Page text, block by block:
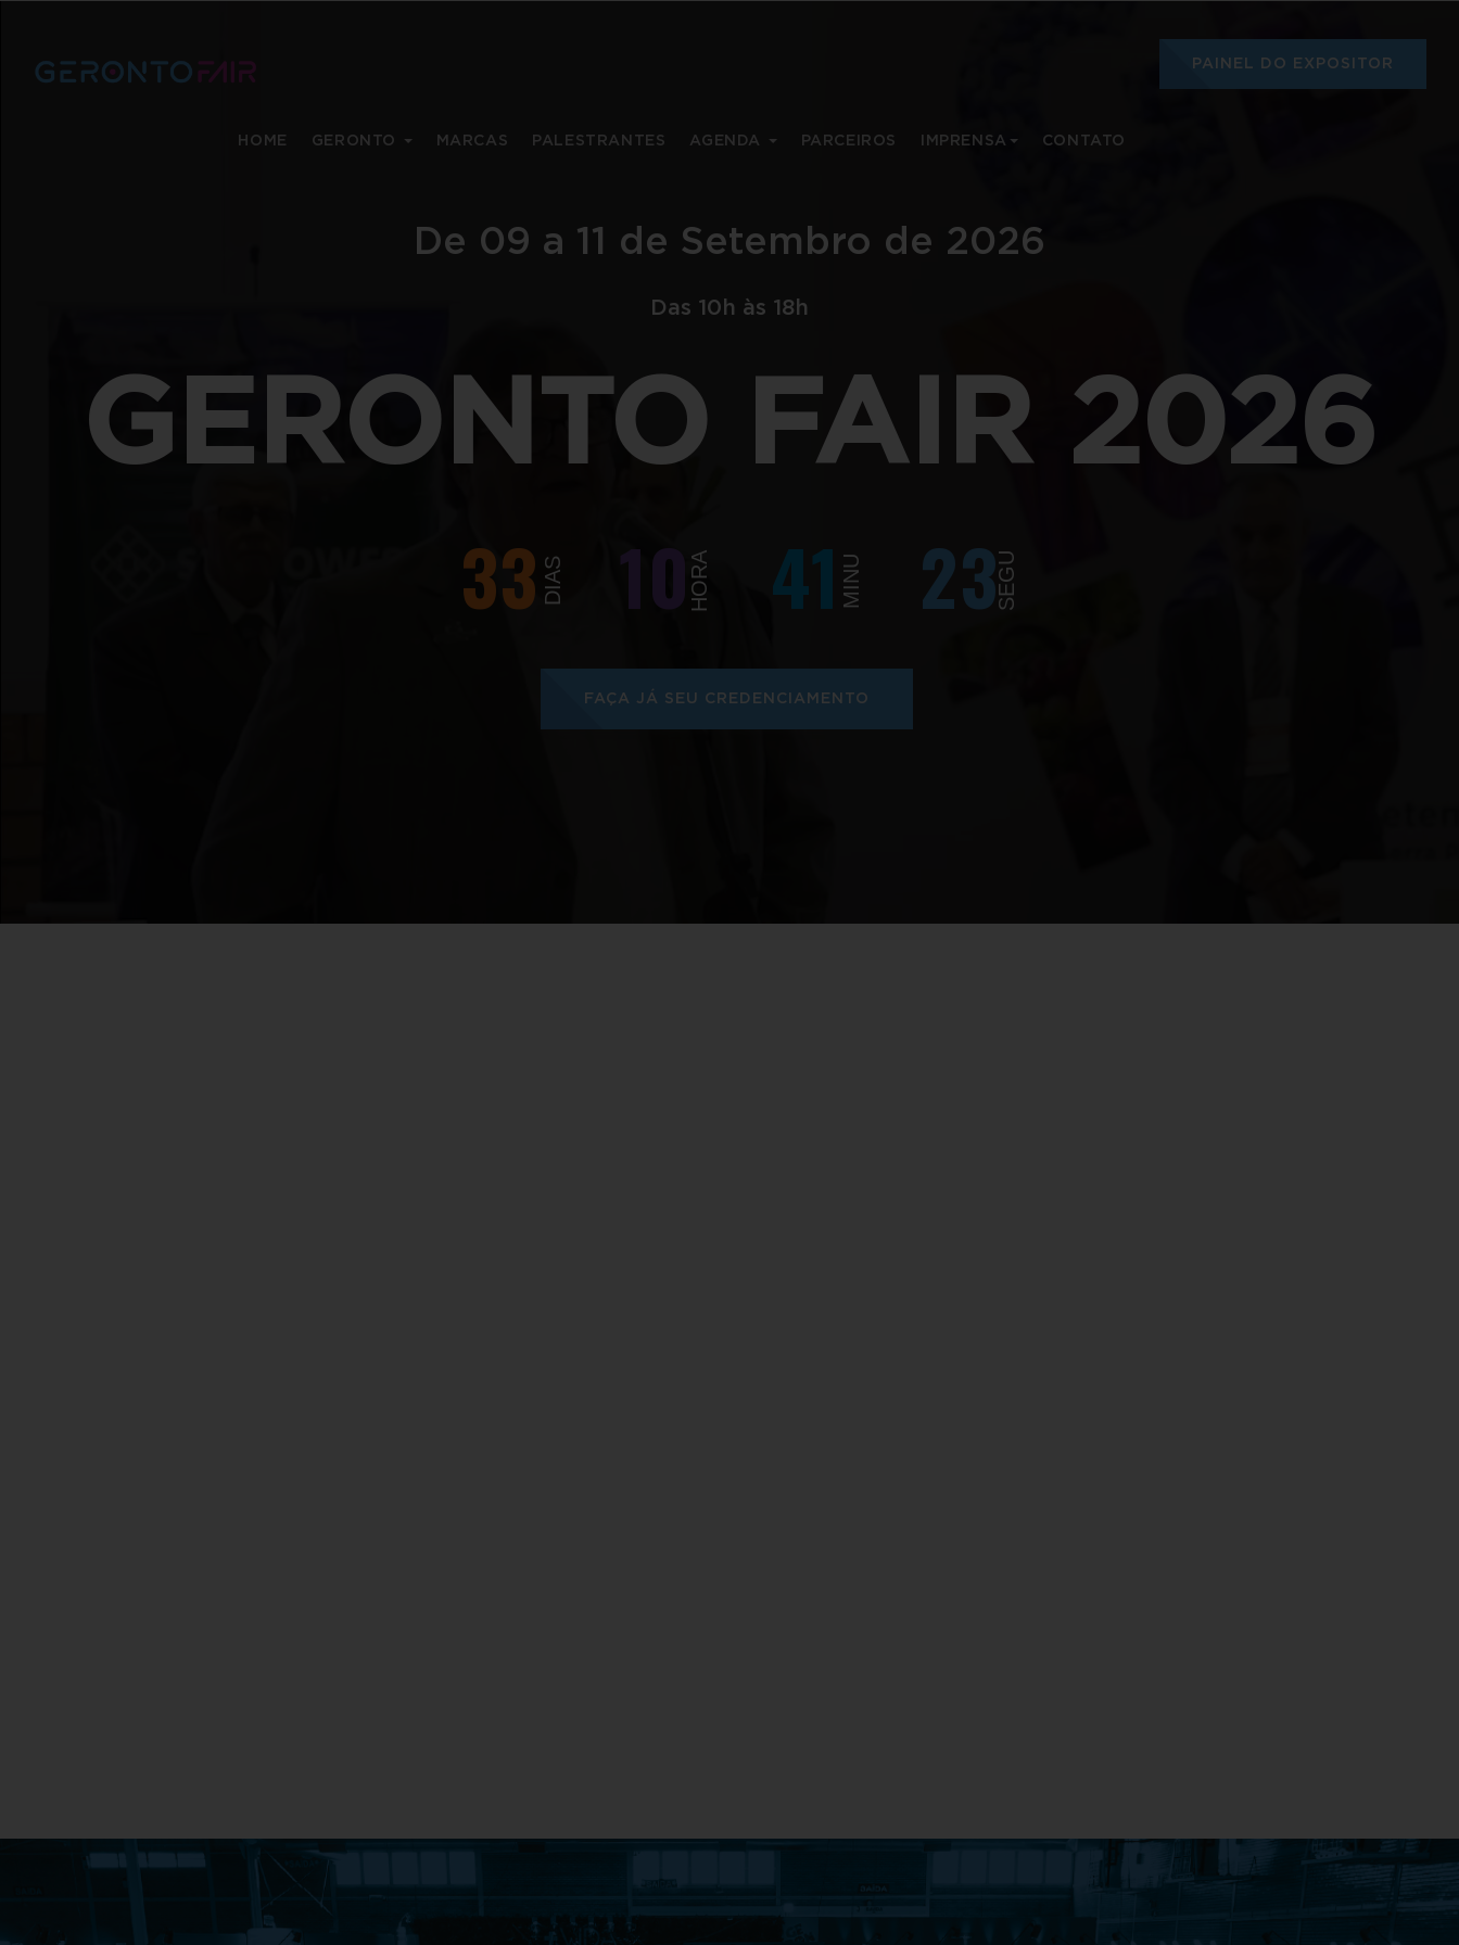
PAINEL DO EXPOSITOR
HOME GERONTO MARCAS PALESTRANTES AGENDA PARCEIROS IMPRENSA CONTATO
De 09 a 11 de Setembro de 2026
Das 10h às 18h
GERONTO FAIR 2026
33 DIAS 10HORA 41MINU 21SEGU
FAÇA JÁ SEU CREDENCIAMENTO